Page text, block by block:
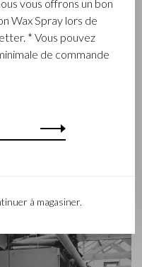
et fabrique de la
a été créée à
Castelijn, et le coupeur
de fabriquer
Depuis, la 3e
allie la qualité et le
vous offrons un bon
Wax Spray lors de
* Vous pouvez
de commande
à magasiner.